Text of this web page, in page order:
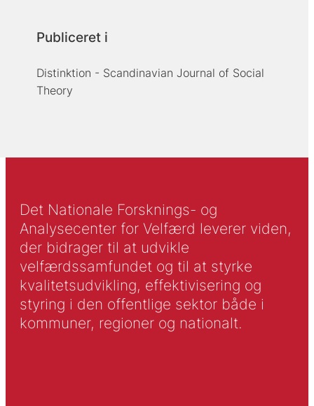
Publiceret i
Distinktion - Scandinavian Journal of Social
Theory
Det Nationale Forsknings- og
Analysecenter for Velfærd leverer viden,
der bidrager til at udvikle
velfærdssamfundet og til at styrke
kvalitetsudvikling, effektivisering og
styring i den offentlige sektor både i
kommuner, regioner og nationalt.